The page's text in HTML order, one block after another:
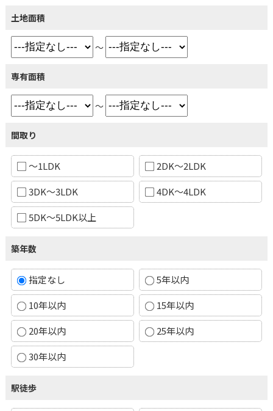
土地面積
～
専有面積
～
間取り
～1LDK
2DK～2LDK
3DK～3LDK
4DK～4LDK
5DK～5LDK以上
築年数
指定なし
5年以内
10年以内
15年以内
20年以内
25年以内
30年以内
駅徒歩